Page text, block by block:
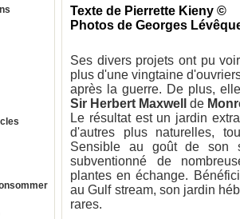
Texte de Pierrette Kieny ©
Photos de Georges
Ses divers projets ont pu
plus d'une vingtaine
après la guerre. De plus,
Sir Herbert Maxwell de
Le résultat est un jardin
d'autres plus naturelles,
Sensible au goût de son
subventionné de
plantes en échange.
au Gulf stream, son jardin
rares.